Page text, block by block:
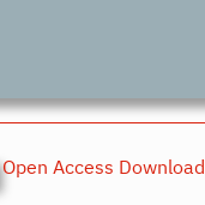
Open Access Download